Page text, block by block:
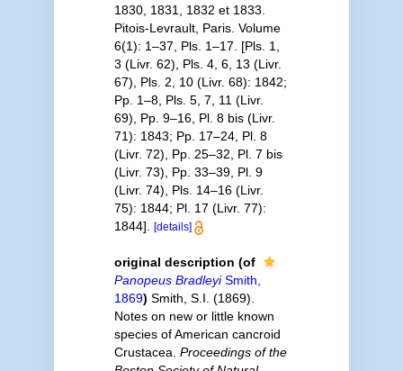
1830, 1831, 1832 et 1833.
Pitois-Levrault, Paris. Volume
6(1): 1–37, Pls. 1–17. [Pls. 1,
3 (Livr. 62), Pls. 4, 6, 13 (Livr.
67), Pls. 2, 10 (Livr. 68): 1842;
Pp. 1–8, Pls. 5, 7, 11 (Livr.
69), Pp. 9–16, Pl. 8 bis (Livr.
71): 1843; Pp. 17–24, Pl. 8
(Livr. 72), Pp. 25–32, Pl. 7 bis
(Livr. 73), Pp. 33–39, Pl. 9
(Livr. 74), Pls. 14–16 (Livr.
75): 1844; Pl. 17 (Livr. 77):
1844].
[details]
original description (of
Panopeus BradleyiSmith,
1869) Smith, S.I. (1869).
Notes on new or little known
species of American cancroid
Crustacea. Proceedings of the